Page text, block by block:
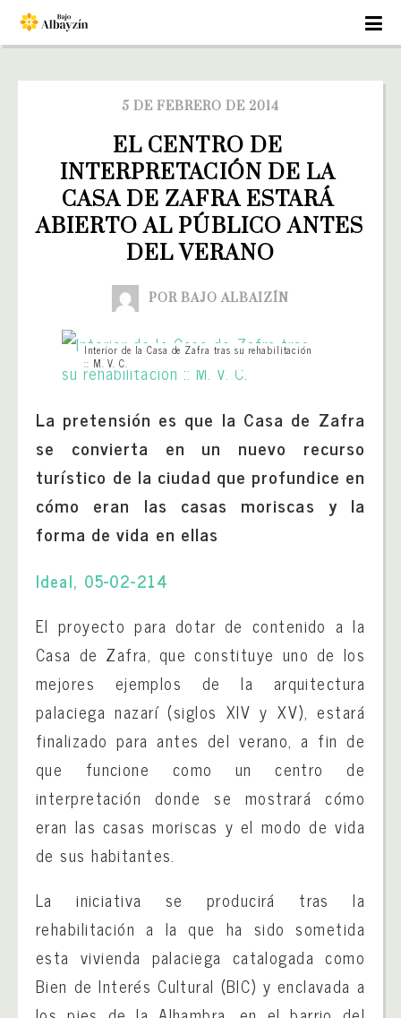
5 DE FEBRERO DE 2014
EL CENTRO DE
INTERPRETACIÓN DE LA
CASA DE ZAFRA ESTARÁ
ABIERTO AL PÚBLICO ANTES
DEL VERANO
POR BAJO ALBAIZÍN
Interior de la Casa de Zafra tras su rehabilitación
:: M. V. C.
La pretensión es que la Casa de Zafra
se convierta en un nuevo recurso
turístico de la ciudad que profundice en
cómo eran las casas moriscas y la
forma de vida en ellas
Ideal, 05-02-214
El proyecto para dotar de contenido a la
Casa de Zafra, que constituye uno de los
mejores ejemplos de la arquitectura
palaciega nazarí (siglos XIV y XV), estará
finalizado para antes del verano, a fin de
que funcione como un centro de
interpretación donde se mostrará cómo
eran las casas moriscas y el modo de vida
de sus habitantes.
La iniciativa se producirá tras la
rehabilitación a la que ha sido sometida
esta vivienda palaciega catalogada como
Bien de Interés Cultural (BIC) y enclavada a